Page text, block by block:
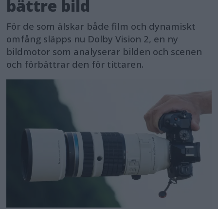
bättre bild
För de som älskar både film och dynamiskt
omfång släpps nu Dolby Vision 2, en ny
bildmotor som analyserar bilden och scenen
och förbättrar den för tittaren.